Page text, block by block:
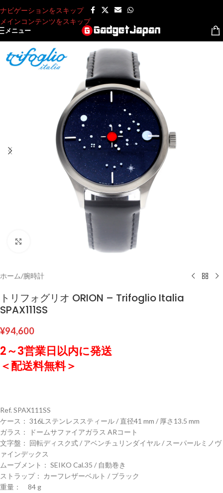
ナビゲーションをスキップ
メインコンテンツをスキップ
メニュー
ホーム/腕時計
トリフォグリオ ORION – Trifoglio Italia
SPAX111SS
¥94,600
2～3営業日以内に発送
＜配送料無料＞
Ref. SPAX111SS
ケース： 316Lステンレススティール / 直径41 mm / 厚さ13.5 mm
ガラス： ドームサファイアガラス ARコート
文字盤： 回転ディスク式 / アベンチュリンダイヤル / スーパールミノヴ
ァインデックス
ムーブメント： SEIKO Cal.35 / 自動巻き
ストラップ： カーフレザーベルト / ブラック
重量： 84 g